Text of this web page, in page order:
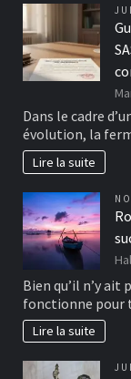
Dans le cadre
évolution, la
Lire la suite
Bien qu’il n’y
fonctionne
Lire la suite